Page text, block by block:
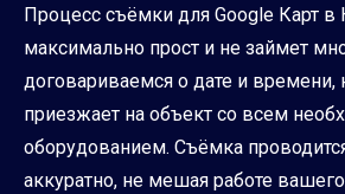
Процесс съёмки для Google Карт в
максимально прост и не займет
договариваемся о дате и
приезжает на объект со всем
оборудованием. Съёмка
аккуратно, не мешая работе